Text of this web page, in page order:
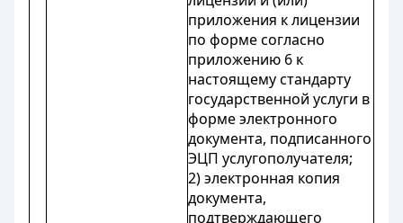
приложения к лицензии
по форме согласно
приложению 6 к
настоящему стандарту
государственной услуги в
форме электронного
документа, подписанного
ЭЦП услугополучателя;
2) электронная копия
документа,
подтверждающего